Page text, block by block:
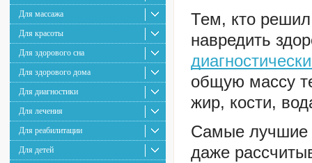
Для массажа
Для красоты
Для здорового сна
Для здорового дома
Для диагностики
Для лечения
Для реабилитации
Для детей
Тем, кто
навредить
общую массу
жир, кости,
Самые лучшие
даже